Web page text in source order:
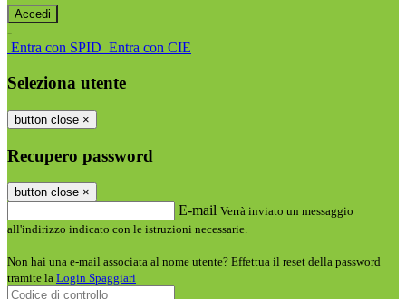
-
Entra con SPID Entra con CIE
Seleziona utente
button close ×
Recupero password
button close ×
E-mail Verrà inviato un messaggio
all'indirizzo indicato con le istruzioni necessarie.
Non hai una e-mail associata al nome utente? Effettua il reset della password
tramite la Login Spaggiari